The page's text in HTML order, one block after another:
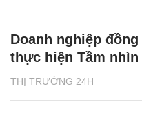
THỊ TRƯỜNG 24H
Doanh nghiệp
thực hiện Tầm nhìn